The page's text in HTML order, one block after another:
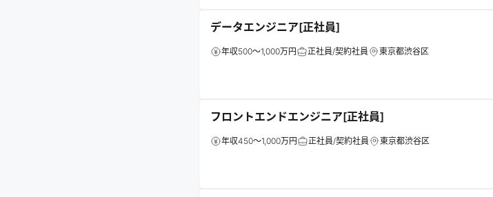
データエンジニア[正社員]
年収500～1,000万円 正社員/契約社員 東京都渋谷区
フロントエンドエンジニア[正社員]
年収450～1,000万円 正社員/契約社員 東京都渋谷区